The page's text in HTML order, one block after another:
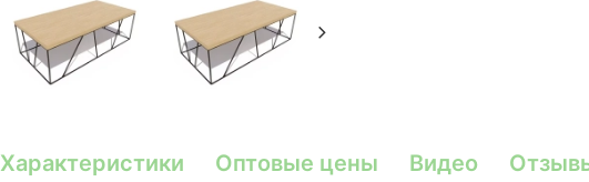
Характеристики Оптовые цены Видео